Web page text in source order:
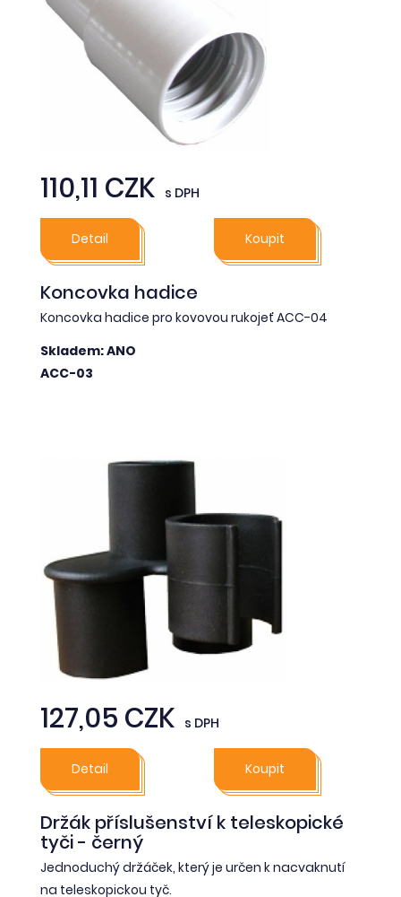
110,11 CZK s DPH
Detail Koupit
Koncovka hadice
Koncovka hadice pro kovovou rukojeť ACC-04
Skladem: ANO
ACC-03
127,05 CZK s DPH
Detail Koupit
Držák příslušenství k teleskopické
tyči - černý
Jednoduchý držáček, který je určen k nacvaknutí
na teleskopickou tyč.